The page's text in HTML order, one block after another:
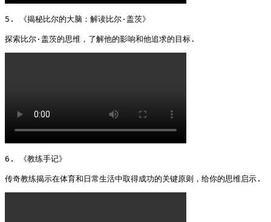
5. 《揭秘比尔的大脑：解读比尔·盖茨》
探索比尔·盖茨的思维，了解他的影响和他追求的目标.
6. 《教练手记》
传奇教练揭示在体育和日常生活中取得成功的关键原则，给你的思维启示.